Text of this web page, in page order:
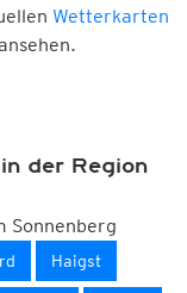
Wetterkarten
der Region
Sonnenberg
Haigst